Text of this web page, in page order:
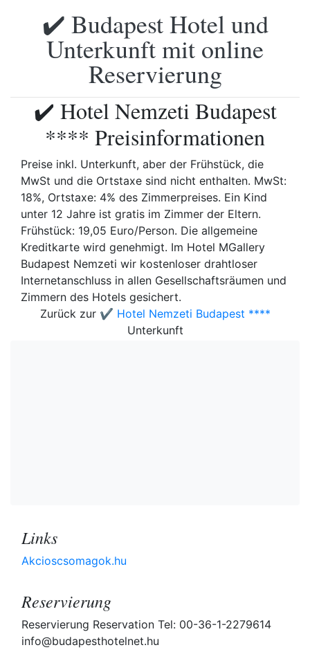
✔️ Budapest Hotel und
Unterkunft mit online
Reservierung
✔️ Hotel Nemzeti Budapest
**** Preisinformationen
Preise inkl. Unterkunft, aber der Frühstück, die
MwSt und die Ortstaxe sind nicht enthalten. MwSt:
18%, Ortstaxe: 4% des Zimmerpreises. Ein Kind
unter 12 Jahre ist gratis im Zimmer der Eltern.
Frühstück: 19,05 Euro/Person. Die allgemeine
Kreditkarte wird genehmigt. Im Hotel MGallery
Budapest Nemzeti wir kostenloser drahtloser
Internetanschluss in allen Gesellschaftsräumen und
Zimmern des Hotels gesichert.
Zurück zur ✔️ Hotel Nemzeti Budapest ****
Unterkunft
Links
Akcioscsomagok.hu
Reservierung
Reservierung Reservation Tel: 00-36-1-2279614
info@budapesthotelnet.hu